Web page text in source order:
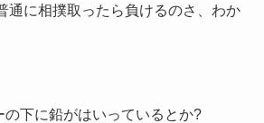
通に相撲取ったら負けるのさ、わか
の下に鉛がはいっているとか?